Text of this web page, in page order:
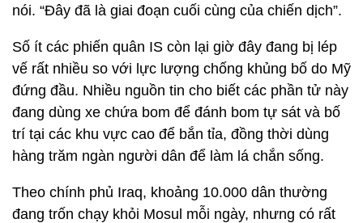
nói. “Đây đã là giai đoạn cuối cùng của chiến dịch”.
Số ít các phiến quân IS còn lại giờ đây đang bị lép
vế rất nhiều so với lực lượng chống khủng bố do Mỹ
đứng đầu. Nhiều nguồn tin cho biết các phần tử này
đang dùng xe chứa bom để đánh bom tự sát và bố
trí tại các khu vực cao để bắn tỉa, đồng thời dùng
hàng trăm ngàn người dân để làm lá chắn sống.
Theo chính phủ Iraq, khoảng 10.000 dân thường
đang trốn chạy khỏi Mosul mỗi ngày, nhưng có rất